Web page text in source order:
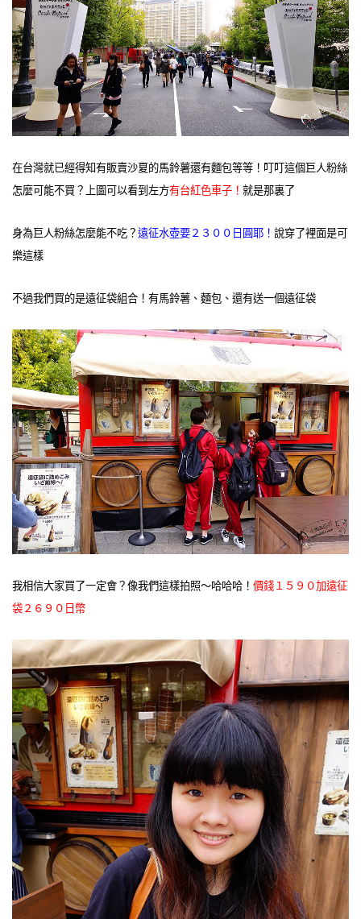
在台灣就已經得知有販賣沙夏的馬鈴薯還有麵包等等！叮叮這個巨人粉絲
怎麼可能不買？上圖可以看到左方有台紅色車子！ 就是那裏了
身為巨人粉絲怎麼能不吃？ 遠征水壺要２３００日圓耶！ 說穿了裡面是可
樂這樣
不過我們買的是遠征袋組合！有馬鈴薯、麵包、還有送一個遠征袋
我相信大家買了一定會？像我們這樣拍照～哈哈哈！ 價錢１５９０加遠征
袋２６９０日幣